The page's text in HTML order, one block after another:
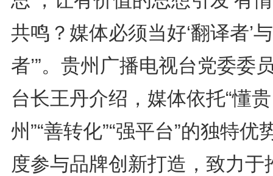
共鸣？媒体必须当好‘翻译者’
者’”。贵州广播电视台党委委
台长王丹介绍，媒体依托“懂贵
州”“善转化”“强平台”的独特优
度参与品牌创新打造，致力于